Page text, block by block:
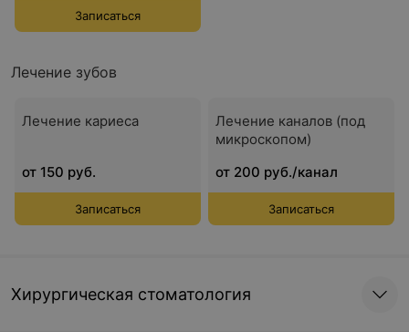
Записаться
Лечение зубов
Лечение кариеса
от 150 руб.
Записаться
Лечение каналов (под
микроскопом)
от 200 руб./канал
Записаться
Хирургическая стоматология